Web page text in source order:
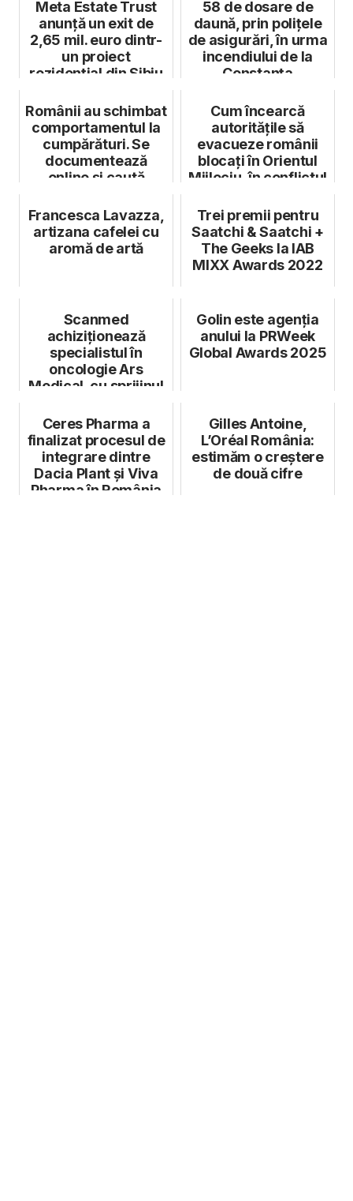
Meta Estate Trust
anunță un exit de
2,65 mil. euro dintr-
un proiect
rezidențial din Sibiu
58 de dosare de
daună, prin polițele
de asigurări, în urma
incendiului de la
Constanța
Românii au schimbat
comportamentul la
cumpărături. Se
documentează
online și caută
Cum încearcă
autoritățile să
evacueze românii
blocați în Orientul
Mijlociu, în conflictul
Francesca Lavazza,
artizana cafelei cu
aromă de artă
Trei premii pentru
Saatchi & Saatchi +
The Geeks la IAB
MIXX Awards 2022
Scanmed
achiziționează
specialistul în
oncologie Ars
Medical, cu sprijinul
Golin este agenția
anului la PRWeek
Global Awards 2025
Ceres Pharma a
finalizat procesul de
integrare dintre
Dacia Plant și Viva
Pharma în România
Gilles Antoine,
L’Oréal România:
estimăm o creștere
de două cifre